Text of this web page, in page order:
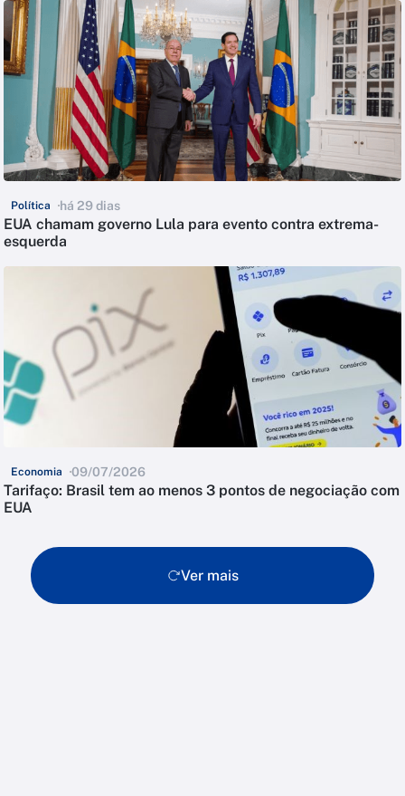
Política há 29 dias
EUA chamam governo Lula para evento contra extrema-
esquerda
Economia 09/07/2026
Tarifaço: Brasil tem ao menos 3 pontos de negociação com
EUA
Ver mais